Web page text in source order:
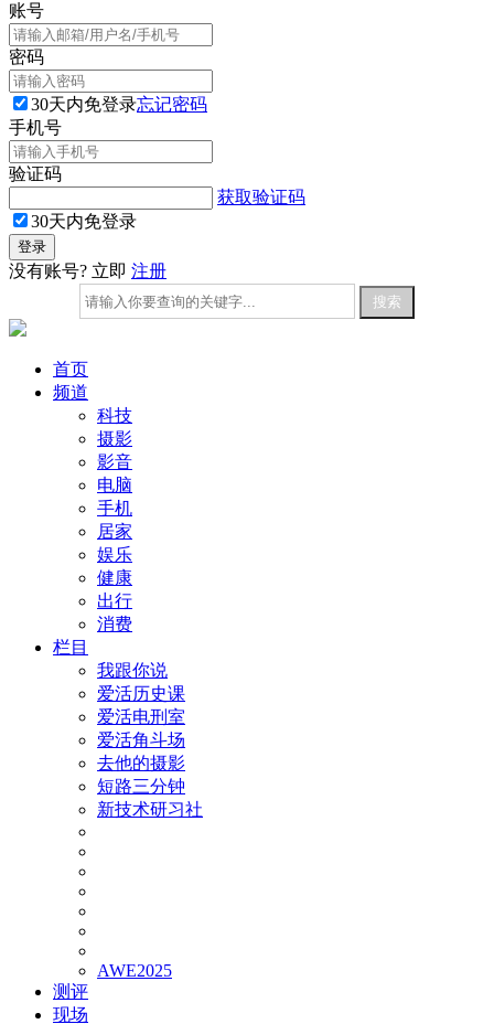
账号
密码
30天内免登录忘记密码
手机号
验证码
获取验证码
30天内免登录
没有账号? 立即 注册
首页
频道
科技
摄影
影音
电脑
手机
居家
娱乐
健康
出行
消费
栏目
我跟你说
爱活历史课
爱活电刑室
爱活角斗场
去他的摄影
短路三分钟
新技术研习社
AWE2025
测评
现场